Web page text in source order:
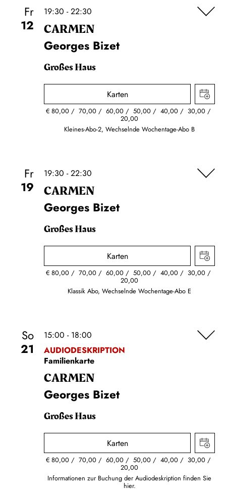
Fr
12
19:30 - 22:30
CARMEN
Georges Bizet
Großes Haus
Karten
€80,00 70,00 60,00 50,00 40,00 30,00
20,00
Kleines-Abo-2, Wechselnde Wochentage-Abo B
Fr
19
19:30 - 22:30
CARMEN
Georges Bizet
Großes Haus
Karten
€80,00 70,00 60,00 50,00 40,00 30,00
20,00
Klassik Abo, Wechselnde Wochentage-Abo E
So
21
15:00 - 18:00
AUDIODESKRIPTION
Familienkarte
CARMEN
Georges Bizet
Großes Haus
Karten
€80,00 70,00 60,00 50,00 40,00 30,00
20,00
Informationen zur Buchung der Audiodeskription finden Sie
hier.